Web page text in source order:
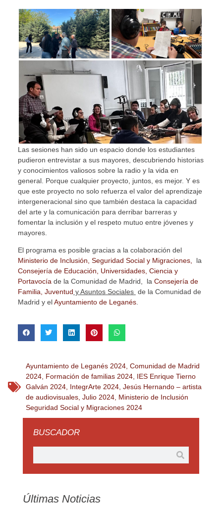
Las sesiones han sido un espacio donde los estudiantes
pudieron entrevistar a sus mayores, descubriendo historias
y conocimientos valiosos sobre la radio y la vida en
general. Porque cualquier proyecto, juntos, es mejor. Y es
que este proyecto no solo refuerza el valor del aprendizaje
intergeneracional sino que también destaca la capacidad
del arte y la comunicación para derribar barreras y
fomentar la inclusión y el respeto mutuo entre jóvenes y
mayores.
El programa es posible gracias a la colaboración del
Ministerio de Inclusión, Seguridad Social y Migraciones,
la
Consejería de Educación, Universidades, Ciencia y
Portavocía de la Comunidad de Madrid, la Consejería de
Familia, Juventud y Asuntos Sociales de la Comunidad de
Madrid y elAyuntamiento de Leganés.
Ayuntamiento de Leganés 2024, Comunidad de Madrid
2024, Formación de familias 2024, IES Enrique Tierno
Galván 2024, IntegrArte 2024, Jesús Hernando – artista
de audiovisuales, Julio 2024, Ministerio de Inclusión
Seguridad Social y Migraciones 2024
BUSCADOR
Últimas Noticias